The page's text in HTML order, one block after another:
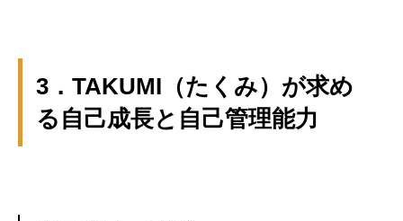
仕事を知る BUSINESS
3．TAKUMI（たくみ）が求め
る自己成長と自己管理能力